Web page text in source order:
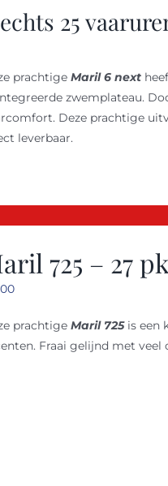
25
prachtige Maril 6 next
zwemplateau.
Deze prachtige
leverbaar.
725 – 27 pk
prachtige Maril 725is een
Fraai gelijnd met